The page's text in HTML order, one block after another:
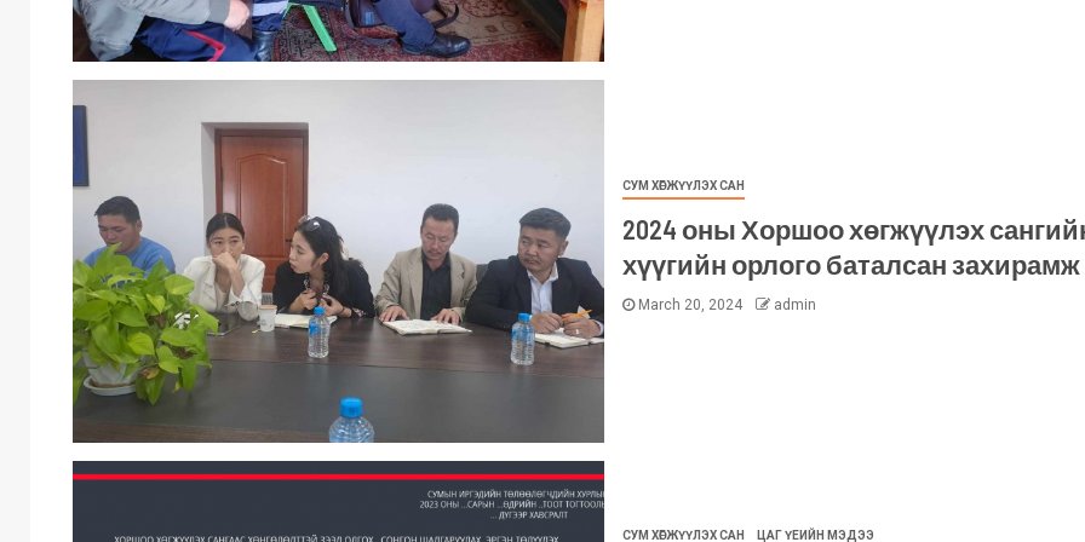
СУМ ХӨГЖҮҮЛЭХ САН
2024 оны Хоршоо хөгжүүлэх
хүүгийн орлого баталсан захирамж
March 20, 2024 admin
СУМ ХӨГЖҮҮЛЭХ САН ЦАГ ҮЕИЙН МЭДЭЭ